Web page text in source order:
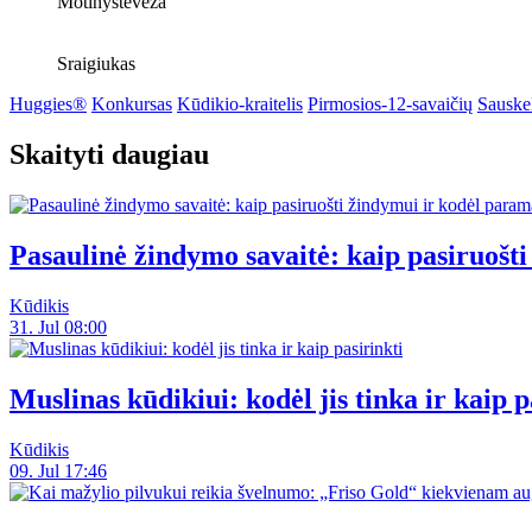
Sraigiukas
Huggies® Konkursas Kūdikio-kraitelis Pirmosios-12-savaičių
Skaityti daugiau
Pasaulinė žindymo savaitė: kaip
Kūdikis
31. Jul 08:00
Muslinas kūdikiui: kodėl jis tinka ir kaip
Kūdikis
09. Jul 17:46